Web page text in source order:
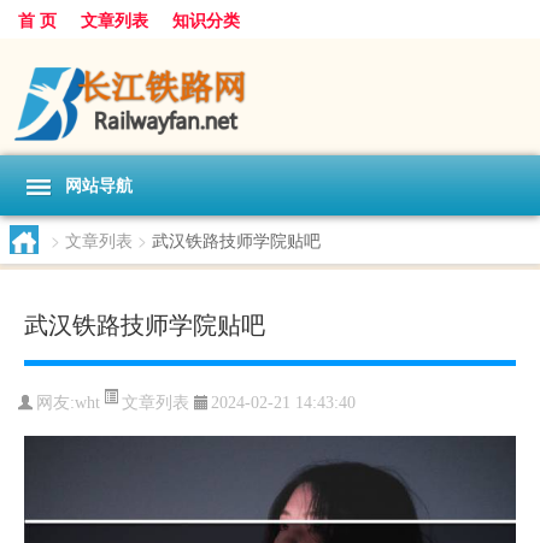
首 页 文章列表 知识分类
网站导航
> 文章列表 > 武汉铁路技师学院贴吧
武汉铁路技师学院贴吧
网友:wht 文章列表 2024-02-21 14:43:40